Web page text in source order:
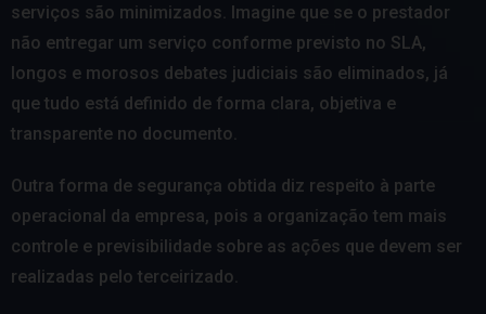
serviços são minimizados. Imagine que se o prestador
não entregar um serviço conforme previsto no SLA,
longos e morosos debates judiciais são eliminados, já
que tudo está definido de forma clara, objetiva e
transparente no documento.
Outra forma de segurança obtida diz respeito à parte
operacional da empresa, pois a organização tem mais
controle e previsibilidade sobre as ações que devem ser
realizadas pelo terceirizado.